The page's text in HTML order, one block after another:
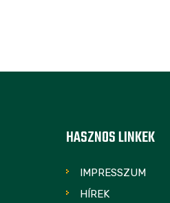
HASZNOS LINKEK
IMPRESSZUM
HÍREK